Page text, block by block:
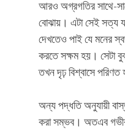
আরও অগ্রগতির সাথে-
বোঝায়। এটা সেই সত্য
দেখতেও পাই যে মনের
করতে সক্ষম হয়। সেটা
তখন দৃঢ় বিশ্বাসে পরিণত
অন্য পদ্ধতি অনুযায়ী
করা সম্ভব। অতএব